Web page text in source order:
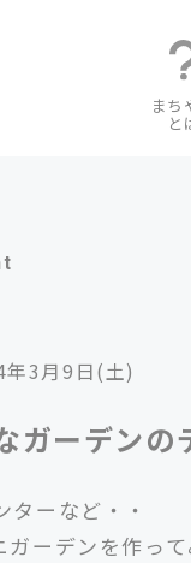
まち
と
年3月9日(土)
ガーデンの
ーなど・・
ーデンを作って